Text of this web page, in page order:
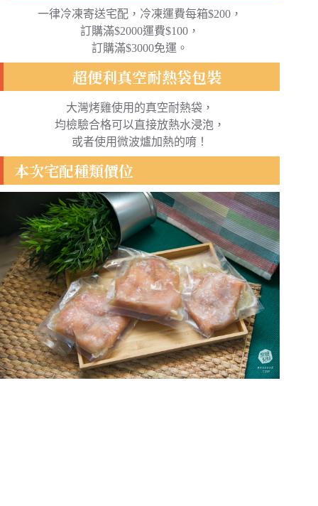
一律冷凍寄送宅配，冷凍運費每箱$200，
訂購滿$2000運費$100，
訂購滿$3000免運。
超便利真空耐熱袋包裝
大灣烤雞使用的真空耐熱袋，
均檢驗合格可以直接放熱水浸泡，
或者使用微波爐加熱的唷！
本次宅配種類價位